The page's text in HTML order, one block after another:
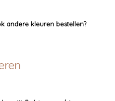
andere kleuren bestellen?